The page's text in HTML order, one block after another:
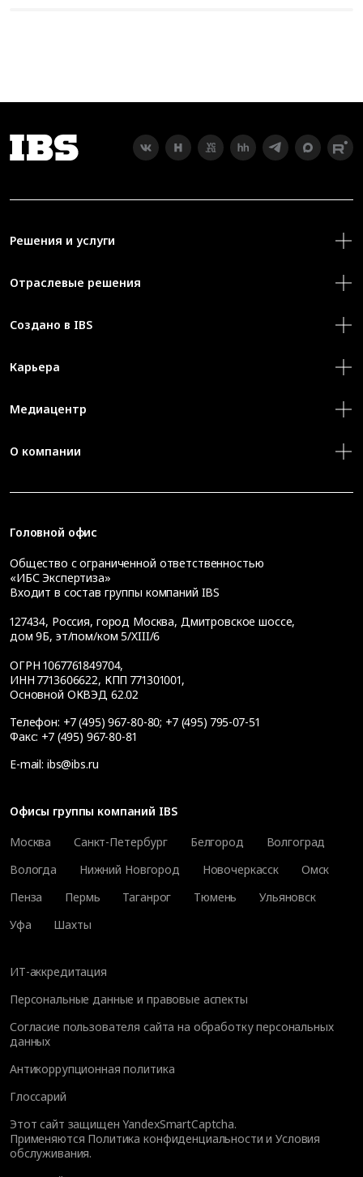
Решения и услуги
Отраслевые решения
Создано в IBS
Карьера
Медиацентр
О компании
Головной офис
Общество с ограниченной ответственностью
«ИБС Экспертиза»
Входит в состав группы компаний IBS
127434, Россия, город Москва, Дмитровское шоссе,
дом 9Б, эт/пом/ком 5/XIII/6
ОГРН 1067761849704,
ИНН 7713606622, КПП 771301001,
Основной ОКВЭД 62.02
Телефон: +7 (495) 967-80-80; +7 (495) 795-07-51
Факс: +7 (495) 967-80-81
E-mail: ibs@ibs.ru
Офисы группы компаний IBS
Москва
Санкт-Петербург Белгород
Волгоград
Вологда
Нижний Новгород Новочеркасск
Омск
Пенза
Пермь Таганрог Тюмень
Ульяновск
Уфа
Шахты
ИТ-аккредитация
Персональные данные и правовые аспекты
Согласие пользователя сайта на обработку персональных
данных
Антикоррупционная политика
Глоссарий
Этот сайт защищен YandexSmartCaptcha.
Применяются Политика конфиденциальности иУсловия
обслуживания.